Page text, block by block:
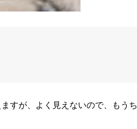
すが、よく見えないので、もうち